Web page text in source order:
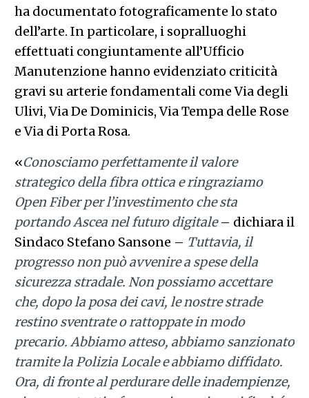
ha documentato fotograficamente lo stato
dell’arte. In particolare, i sopralluoghi
effettuati congiuntamente all’Ufficio
Manutenzione hanno evidenziato criticità
gravi su arterie fondamentali come Via degli
Ulivi, Via De Dominicis, Via Tempa delle Rose
e Via di Porta Rosa.
«Conosciamo perfettamente il valore
strategico della fibra ottica e ringraziamo
Open Fiber per l’investimento che sta
portando Ascea nel futuro digitale– dichiara il
Sindaco Stefano Sansone – Tuttavia, il
progresso non può avvenire a spese della
sicurezza stradale. Non possiamo accettare
che, dopo la posa dei cavi, le nostre strade
restino sventrate o rattoppate in modo
precario. Abbiamo atteso, abbiamo sanzionato
tramite la Polizia Locale e abbiamo diffidato.
Ora, di fronte al perdurare delle inadempienze,